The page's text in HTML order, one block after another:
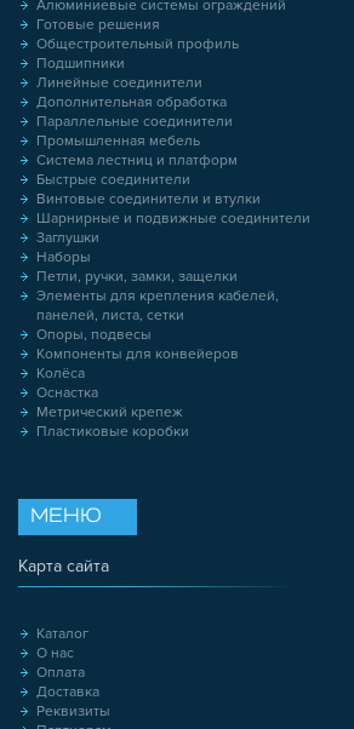
Алюминиевые системы ограждений
Готовые решения
Общестроительный профиль
Подшипники
Линейные соединители
Дополнительная обработка
Параллельные соединители
Промышленная мебель
Система лестниц и платформ
Быстрые соединители
Винтовые соединители и втулки
Шарнирные и подвижные соединители
Заглушки
Наборы
Петли, ручки, замки, защелки
Элементы для крепления кабелей,
панелей, листа, сетки
Опоры, подвесы
Компоненты для конвейеров
Колёса
Оснастка
Метрический крепеж
Пластиковые коробки
МЕНЮ
Карта сайта
Каталог
О нас
Оплата
Доставка
Реквизиты